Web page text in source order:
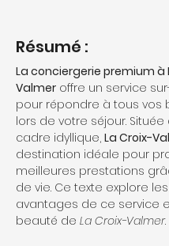
Résumé :
La conciergerie premium à
Valmer offre un service
pour répondre à tous vos
lors de votre séjour. Située
cadre idyllique, La Croix-
destination idéale pour
meilleures prestations
de vie. Ce texte explore
avantages de ce service
beauté de La Croix-Valmer.